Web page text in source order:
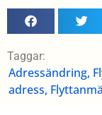
Taggar:
Adressändring,
adress,